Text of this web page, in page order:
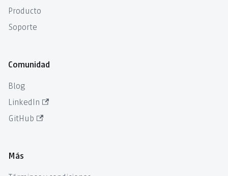
Producto
Soporte
Comunidad
Blog
LinkedIn
GitHub
Más